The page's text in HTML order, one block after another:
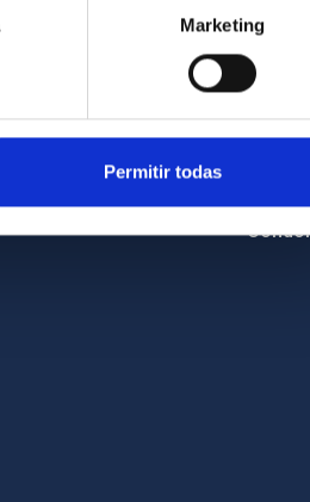
Marketing
Permitir todas
Sede